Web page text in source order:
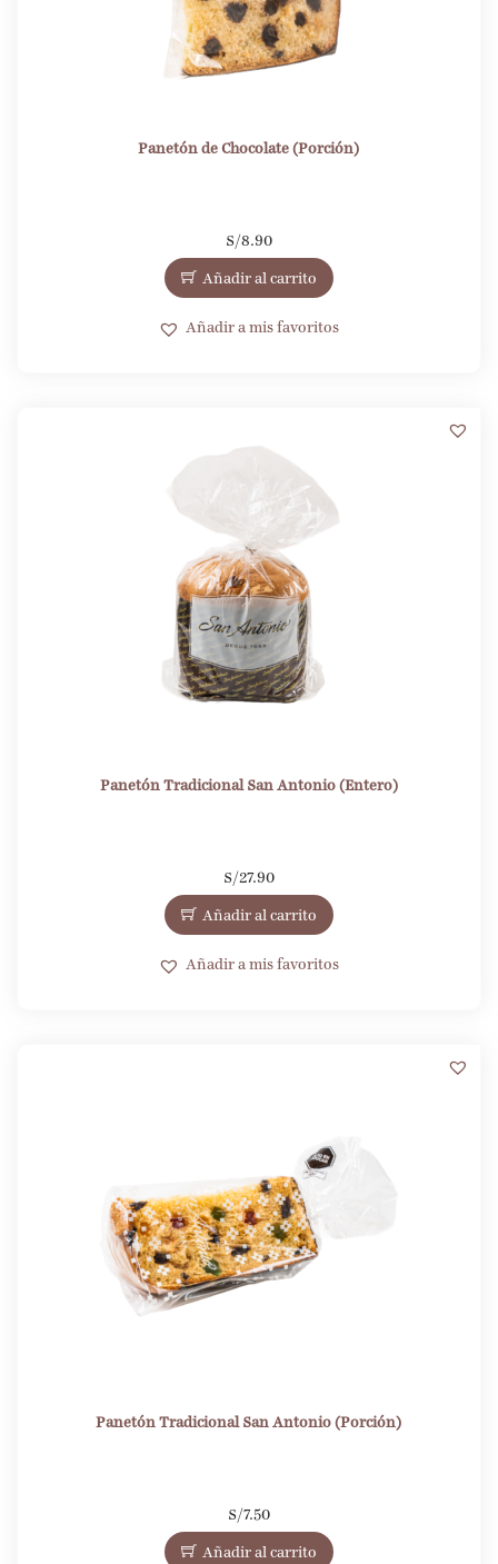
Panetón de Chocolate (Porción)
S/8.90
Añadir al carrito
Añadir a mis favoritos
Panetón Tradicional San Antonio (Entero)
S/27.90
Añadir al carrito
Añadir a mis favoritos
Panetón Tradicional San Antonio (Porción)
S/7.50
Añadir al carrito